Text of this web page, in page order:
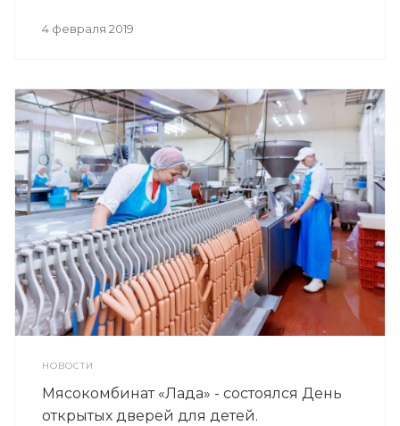
4 февраля 2019
НОВОСТИ
Мясокомбинат «Лада» - состоялся День
открытых дверей для детей.